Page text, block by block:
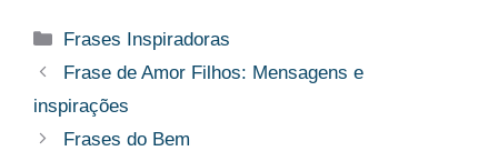
Categorias
Frases Inspiradoras
Frase de Amor Filhos​: Mensagens e
inspirações
Frases do Bem​